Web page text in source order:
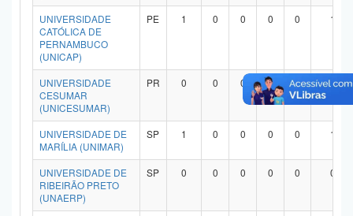
UNIVERSIDADE
CATÓLICA DE
PERNAMBUCO
(UNICAP)
PE 1 0 0 0 0 1
UNIVERSIDADE
CESUMAR
(UNICESUMAR)
PR 0 0 0 0 0 0
UNIVERSIDADE DE
MARÍLIA (UNIMAR)
SP 1 0 0 0 0 1
UNIVERSIDADE DE
RIBEIRÃO PRETO
(UNAERP)
SP 0 0 0 0 0 0